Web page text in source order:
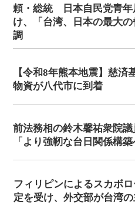
頼・総統 日本自民党青年
け、「台湾、日本の最大
調
【令和8年熊本地震】慈済
物資が八代市に到着
前法務相の鈴木馨祐衆院
「より強靭な台日関係構築
フィリピンによるスカボ
定を受け、外交部が台湾